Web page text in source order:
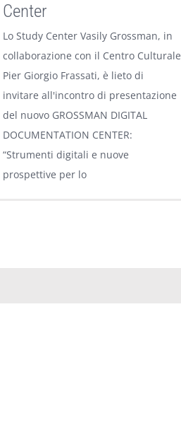
Center
Lo Study Center Vasily Grossman, in
collaborazione con il Centro Culturale
Pier Giorgio Frassati, è lieto di
invitare all'incontro di presentazione
del nuovo GROSSMAN DIGITAL
DOCUMENTATION CENTER:
“Strumenti digitali e nuove
prospettive per lo